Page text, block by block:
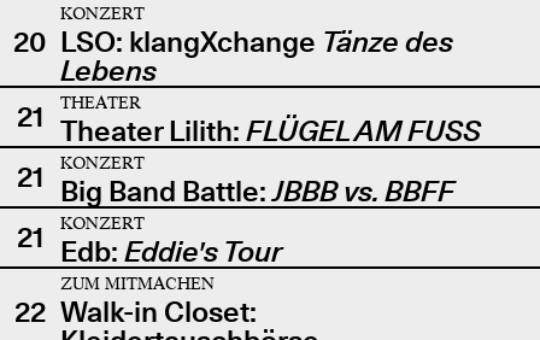
20
KONZERT
LSO: klangXchange Tänze des
Lebens
21
THEATER
Theater Lilith: FLÜGEL AM FUSS
21
KONZERT
Big Band Battle:JBBB vs. BBFF
21
KONZERT
Edb: Eddie's Tour
22
ZUM MITMACHEN
Walk-in Closet: